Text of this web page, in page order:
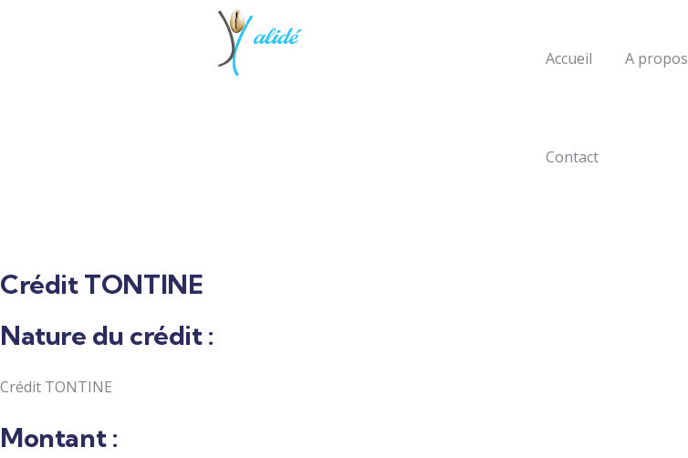
Accueil A propos
Contact
Crédit TONTINE
Nature du crédit :
Crédit TONTINE
Montant :